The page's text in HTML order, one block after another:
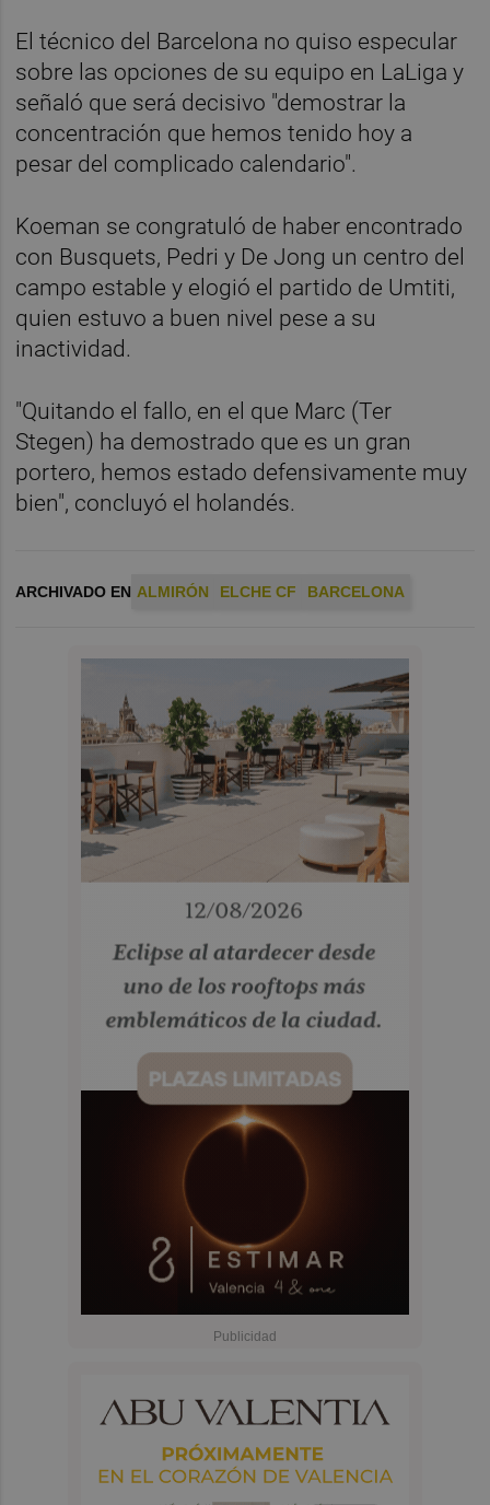
El técnico del Barcelona no quiso especular
sobre las opciones de su equipo en LaLiga y
señaló que será decisivo "demostrar la
concentración que hemos tenido hoy a
pesar del complicado calendario".
Koeman se congratuló de haber encontrado
con Busquets, Pedri y De Jong un centro del
campo estable y elogió el partido de Umtiti,
quien estuvo a buen nivel pese a su
inactividad.
"Quitando el fallo, en el que Marc (Ter
Stegen) ha demostrado que es un gran
portero, hemos estado defensivamente muy
bien", concluyó el holandés.
ARCHIVADO EN ALMIRÓN ELCHE CF BARCELONA